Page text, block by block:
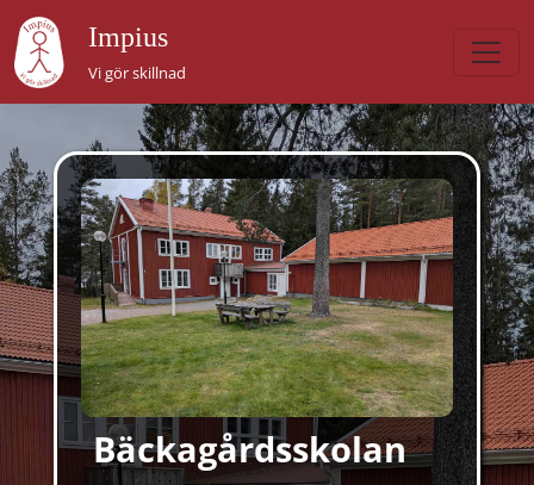
Impius
Vi gör skillnad
Bäckagårdsskolan